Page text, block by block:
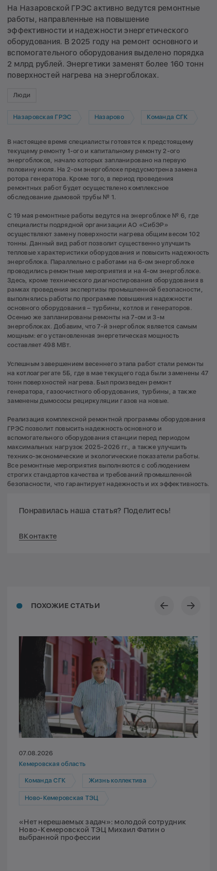
На Назаровской ГРЭС активно ведутся ремонтные
работы, направленные на повышение
эффективности и надежности энергетического
оборудования. В 2025 году на ремонт основного и
вспомогательного оборудования выделено порядка
2 млрд рублей. Энергетики заменят более 160 тонн
поверхностей нагрева на энергоблоках.
Люди
Назаровская ГРЭС Назарово Команда СГК
В настоящее время специалисты готовятся к предстоящему
текущему ремонту 1-ого и капитальному ремонту 2-ого
энергоблоков, начало которых запланировано на первую
половину июля. На 2-ом энергоблоке предусмотрена замена
ротора генератора. Кроме того, в период проведения
ремонтных работ будет осуществлено комплексное
обследование дымовой трубы № 1.
С 19 мая ремонтные работы ведутся на энергоблоке № 6, где
специалисты подрядной организации АО «СибЭР»
осуществляют замену поверхности нагрева общим весом 102
тонны. Данный вид работ позволит существенно улучшить
тепловые характеристики оборудования и повысить надежность
энергоблока. Параллельно с работами на 6-ом энергоблоке
проводились ремонтные мероприятия и на 4-ом энергоблоке.
Здесь, кроме технического диагностирования оборудования в
рамках проведения экспертизы промышленной безопасности,
выполнялись работы по программе повышения надежности
основного оборудования – турбины, котлов и генераторов.
Осенью же запланированы ремонты на 7-ом и 3-м
энергоблоках. Добавим, что 7-й энергоблок является самым
мощным: его установленная энергетическая мощность
составляет 498 МВт.
Успешным завершением весеннего этапа работ стали ремонты
на котлоагрегате 5Б, где в мае текущего года были заменены 47
тонн поверхностей нагрева. Был произведен ремонт
генератора, газоочистного оборудования, турбины, а также
заменены дымососы рециркуляции газов на новые.
Реализация комплексной ремонтной программы оборудования
ГРЭС позволит повысить надежность основного и
вспомогательного оборудования станции перед периодом
максимальных нагрузок 2025-2026 гг., а также улучшить
технико-экономические и экологические показатели работы.
Все ремонтные мероприятия выполняются с соблюдением
строгих стандартов качества и требований промышленной
безопасности, что гарантирует надежность и их эффективность.
Понравилась наша статья? Поделитесь!
ВКонтакте
ПОХОЖИЕ СТАТЬИ
07.08.2026
Кемеровская область
Команда СГК Жизнь коллектива
Ново-Кемеровская ТЭЦ
«Нет нерешаемых задач»: молодой сотрудник
Ново-Кемеровской ТЭЦ Михаил Фатин о
выбранной профессии